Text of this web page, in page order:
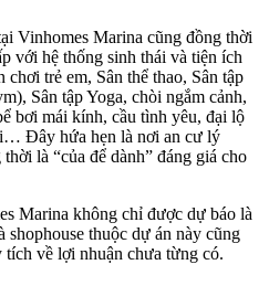
Vinhomes Marina cũng đồng thời
với hệ thống sinh thái và tiện ích
trẻ em, Sân thể thao, Sân tập
Sân tập Yoga, chòi ngắm cảnh,
bơi mái kính, cầu tình yêu, đại lộ
Đây hứa hẹn là nơi an cư lý
là “của để dành” đáng giá cho
Marina không chỉ được dự báo là
shophouse thuộc dự án này cũng
về lợi nhuận chưa từng có.